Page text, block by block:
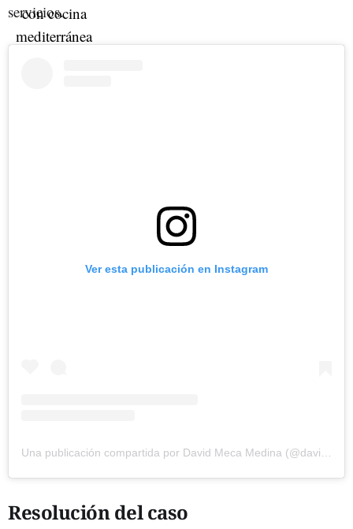
servicios.
Ver esta publicación en Instagram
Una publicación compartida por David Meca Medina (@davidmecamedina)
Resolución del caso